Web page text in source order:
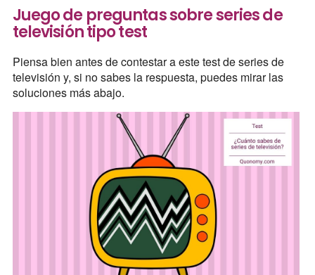
Juego de preguntas sobre series de
televisión tipo test
Piensa bien antes de contestar a este test de series de
televisión y, si no sabes la respuesta, puedes mirar las
soluciones más abajo.